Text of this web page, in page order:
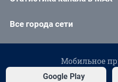
Все города сети
Мобильное
Google Play